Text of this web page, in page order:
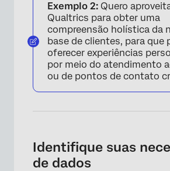
Exemplo 2: Quero
Qualtrics para obter uma
compreensão holística da
base de clientes, para que
oferecer experiências
por meio do atendimento
ou de pontos de contato
Identifique suas
de dados